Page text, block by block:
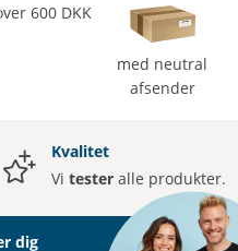
600 DKK
med neutral
afsender
Kvalitet
Vi tester alle produkter.
dig